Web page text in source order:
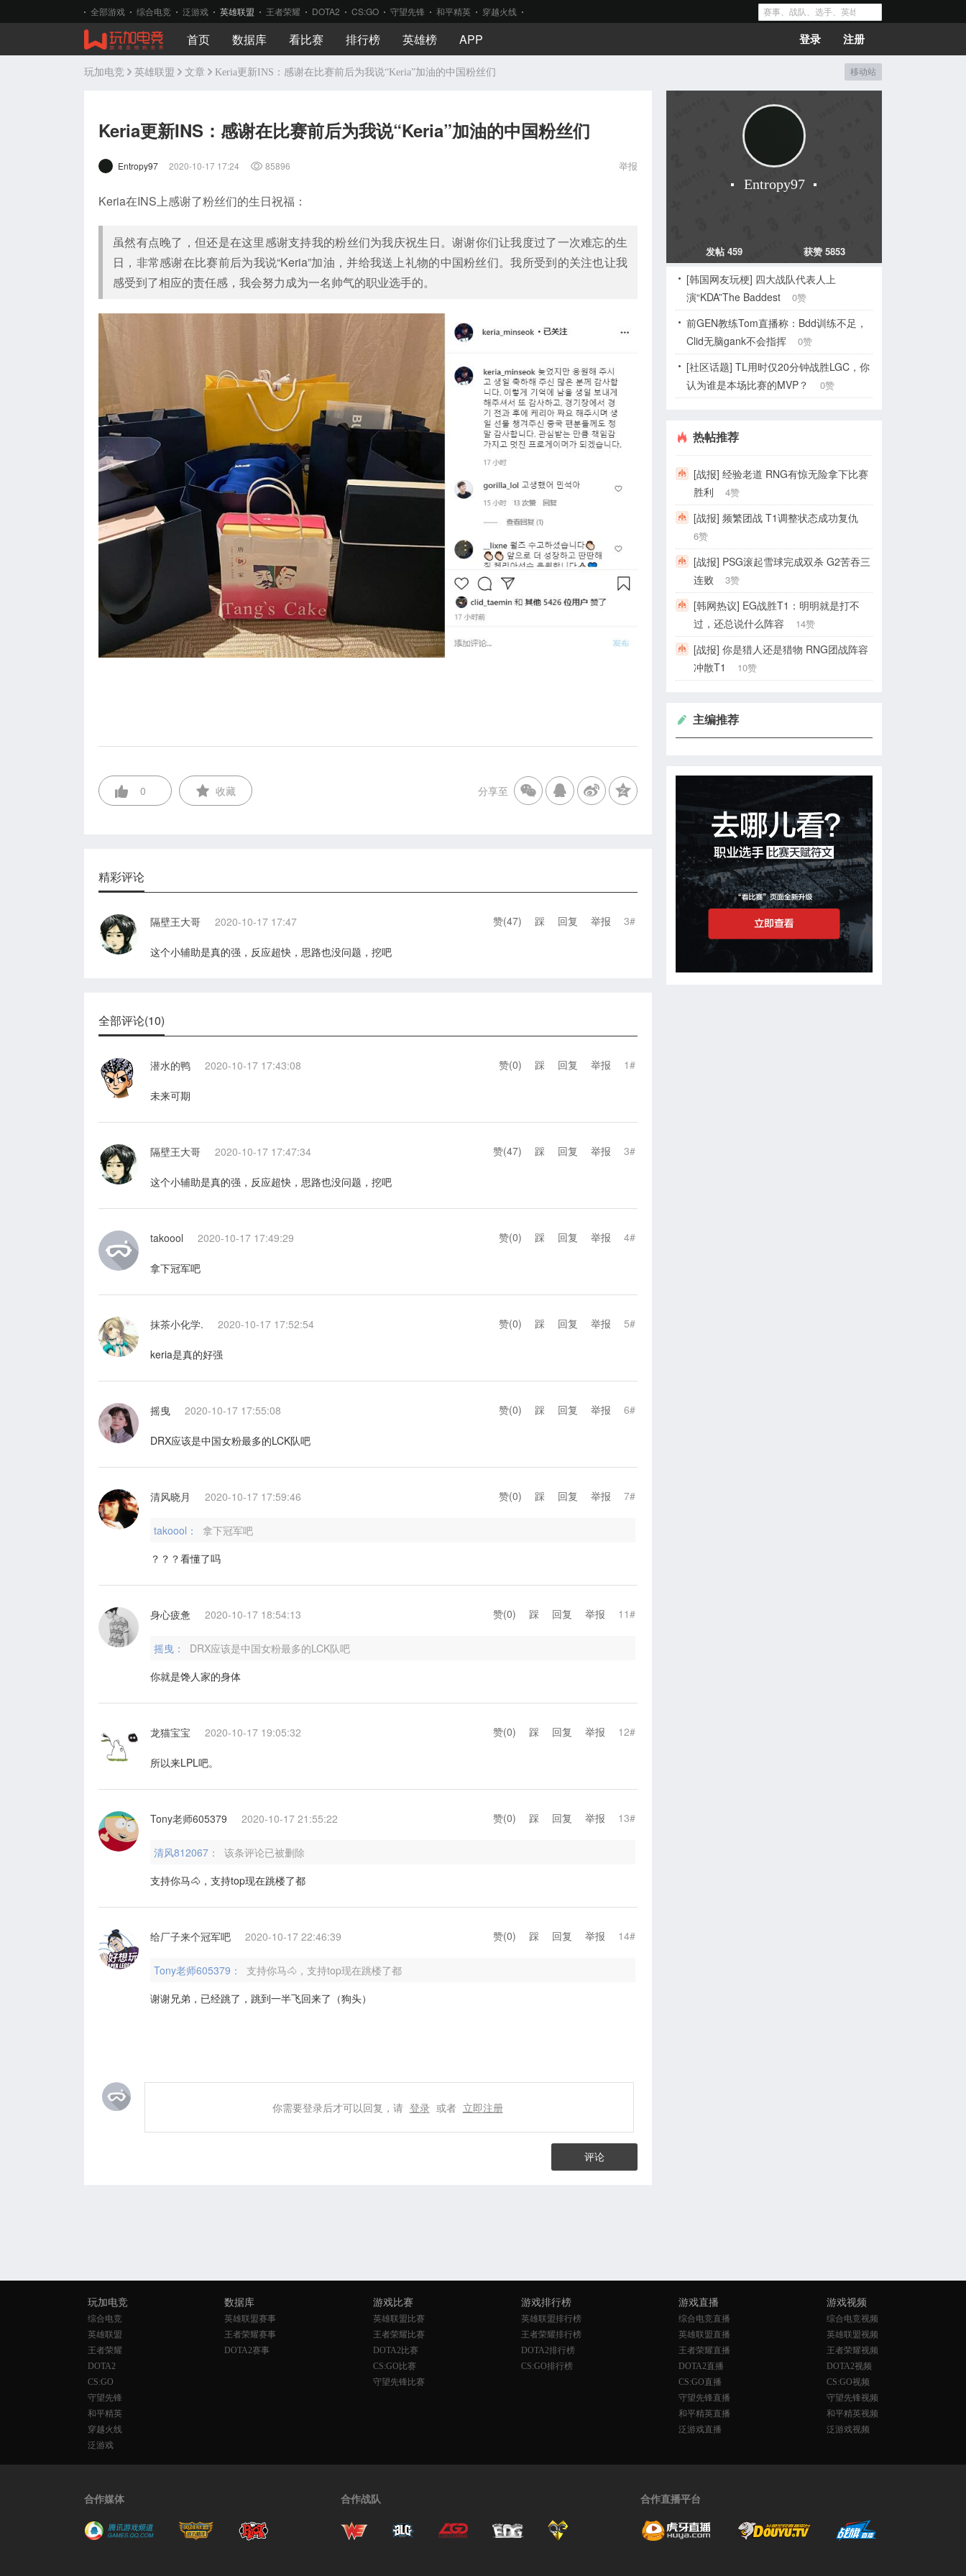
全部游戏 综合电竞 泛游戏 英雄联盟 王者荣耀 DOTA2 CS:GO 守望先锋 和平精英 穿越火线
首页 数据库 看比赛 排行榜 英雄榜 APP 登录 注册
玩加电竞 英雄联盟 文章 Keria更新INS：感谢在比赛前后为我说“Keria”加油的中国粉丝们 移动站
Keria更新INS：感谢在比赛前后为我说“Keria”加油的中国粉丝们
Entropy97 2020-10-17 17:24 85896 举报
Keria在INS上感谢了粉丝们的生日祝福：
虽然有点晚了，但还是在这里感谢支持我的粉丝们为我庆祝生日。谢谢你们让我度过了一次难忘的生
日，非常感谢在比赛前后为我说“Keria”加油，并给我送上礼物的中国粉丝们。我所受到的关注也让我
感受到了相应的责任感，我会努力成为一名帅气的职业选手的。
0 收藏 分享至
精彩评论
隔壁王大哥 2020-10-17 17:47 赞(47) 踩 回复 举报 3#
这个小辅助是真的强，反应超快，思路也没问题，挖吧
全部评论(10)
潜水的鸭 2020-10-17 17:43:08 赞(0) 踩 回复 举报 1#
未来可期
隔壁王大哥 2020-10-17 17:47:34 赞(47) 踩 回复 举报 3#
这个小辅助是真的强，反应超快，思路也没问题，挖吧
takoool 2020-10-17 17:49:29 赞(0) 踩 回复 举报 4#
拿下冠军吧
抹茶小化学. 2020-10-17 17:52:54 赞(0) 踩 回复 举报 5#
keria是真的好强
摇曳 2020-10-17 17:55:08 赞(0) 踩 回复 举报 6#
DRX应该是中国女粉最多的LCK队吧
清风晓月 2020-10-17 17:59:46 赞(0) 踩 回复 举报 7#
takoool：
拿下冠军吧
？？？看懂了吗
身心疲惫 2020-10-17 18:54:13 赞(0) 踩 回复 举报 11#
摇曳：
DRX应该是中国女粉最多的LCK队吧
你就是馋人家的身体
龙猫宝宝 2020-10-17 19:05:32 赞(0) 踩 回复 举报 12#
所以来LPL吧。
Tony老师605379 2020-10-17 21:55:22 赞(0) 踩 回复 举报 13#
清风812067：
该条评论已被删除
支持你马🐴，支持top现在跳楼了都
给厂子来个冠军吧 2020-10-17 22:46:39 赞(0) 踩 回复 举报 14#
Tony老师605379：
支持你马🐴，支持top现在跳楼了都
谢谢兄弟，已经跳了，跳到一半飞回来了（狗头）
你需要登录后才可以回复，请 登录 或者 立即注册
评论
Entropy97
发帖 459 获赞 5853
[韩国网友玩梗] 四大战队代表人上
演“KDA”The Baddest
0赞
前GEN教练Tom直播称：Bdd训练不足，
Clid无脑gank不会指挥
0赞
[社区话题] TL用时仅20分钟战胜LGC，你
认为谁是本场比赛的MVP？
0赞
热帖推荐
[战报] 经验老道 RNG有惊无险拿下比赛
胜利
4赞
[战报] 频繁团战 T1调整状态成功复仇
6赞
[战报] PSG滚起雪球完成双杀 G2苦吞三
连败
3赞
[韩网热议] EG战胜T1：明明就是打不
过，还总说什么阵容
14赞
[战报] 你是猎人还是猎物 RNG团战阵容
冲散T1
10赞
主编推荐
玩加电竞
综合电竞
英雄联盟
王者荣耀
DOTA2
CS:GO
守望先锋
和平精英
穿越火线
泛游戏
数据库
英雄联盟赛事
王者荣耀赛事
DOTA2赛事
游戏比赛
英雄联盟比赛
王者荣耀比赛
DOTA2比赛
CS:GO比赛
守望先锋比赛
游戏排行榜
英雄联盟排行榜
王者荣耀排行榜
DOTA2排行榜
CS:GO排行榜
游戏直播
综合电竞直播
英雄联盟直播
王者荣耀直播
DOTA2直播
CS:GO直播
守望先锋直播
和平精英直播
泛游戏直播
游戏视频
综合电竞视频
英雄联盟视频
王者荣耀视频
DOTA2视频
CS:GO视频
守望先锋视频
和平精英视频
泛游戏视频
合作媒体 合作战队 合作直播平台